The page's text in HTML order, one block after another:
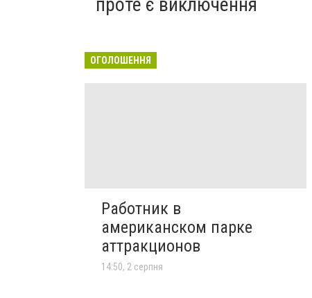
ОГОЛОШЕННЯ
Работник в
американском парке
аттракционов
14:50, 2 серпня